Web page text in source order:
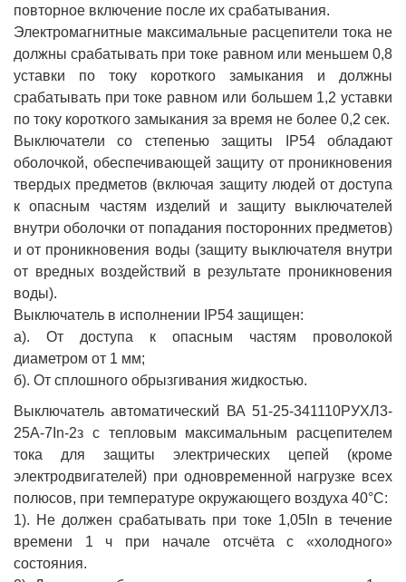
повторное включение после их срабатывания.
Электромагнитные максимальные расцепители тока не
должны срабатывать при токе равном или меньшем 0,8
уставки по току короткого замыкания и должны
срабатывать при токе равном или большем 1,2 уставки
по току короткого замыкания за время не более 0,2 сек.
Выключатели со степенью защиты IP54 обладают
оболочкой, обеспечивающей защиту от проникновения
твердых предметов (включая защиту людей от доступа
к опасным частям изделий и защиту выключателей
внутри оболочки от попадания посторонних предметов)
и от проникновения воды (защиту выключателя внутри
от вредных воздействий в результате проникновения
воды).
Выключатель в исполнении IP54 защищен:
а). От доступа к опасным частям проволокой
диаметром от 1 мм;
б). От сплошного обрызгивания жидкостью.
Выключатель автоматический ВА 51-25-341110РУХЛ3-
25А-7In-2з с тепловым максимальным расцепителем
тока для защиты электрических цепей (кроме
электродвигателей) при одновременной нагрузке всех
полюсов, при температуре окружающего воздуха 40°С:
1). Не должен срабатывать при токе 1,05In в течение
времени 1 ч при начале отсчёта с «холодного»
состояния.